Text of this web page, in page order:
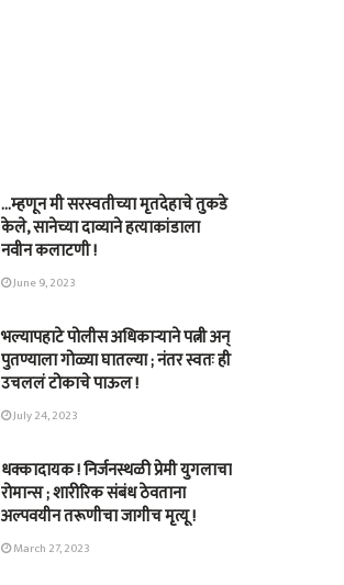
…म्हणून मी सरस्वतीच्या मृतदेहाचे तुकडे
केले, सानेच्या दाव्याने हत्याकांडाला
नवीन कलाटणी !
June 9, 2023
भल्यापहाटे पोलीस अधिकाऱ्याने पत्नी अन्
पुतण्याला गोळ्या घातल्या ; नंतर स्वतः ही
उचललं टोकाचे पाऊल !
July 24, 2023
धक्कादायक ! निर्जनस्थळी प्रेमी युगलाचा
रोमान्स ; शारीरिक संबंध ठेवताना
अल्पवयीन तरूणीचा जागीच मृत्यू !
March 27, 2023